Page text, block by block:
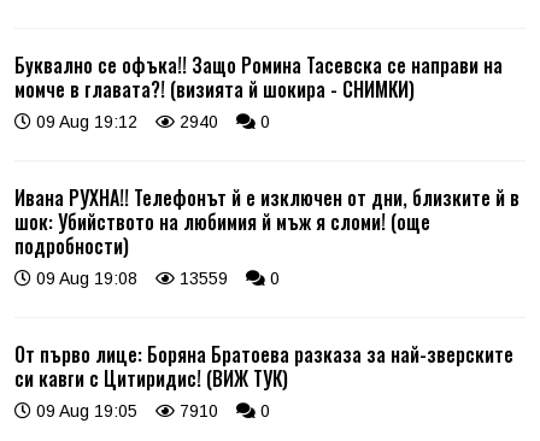
Буквално се офъка!! Защо Ромина Тасевска се направи на
момче в главата?! (визията й шокира - СНИМКИ)
09 Aug 19:12 2940 0
Ивана РУХНА!! Телефонът й е изключен от дни, близките й в
шок: Убийството на любимия й мъж я сломи! (още
подробности)
09 Aug 19:08 13559 0
От първо лице: Боряна Братоева разказа за най-зверските
си кавги с Цитиридис! (ВИЖ ТУК)
09 Aug 19:05 7910 0